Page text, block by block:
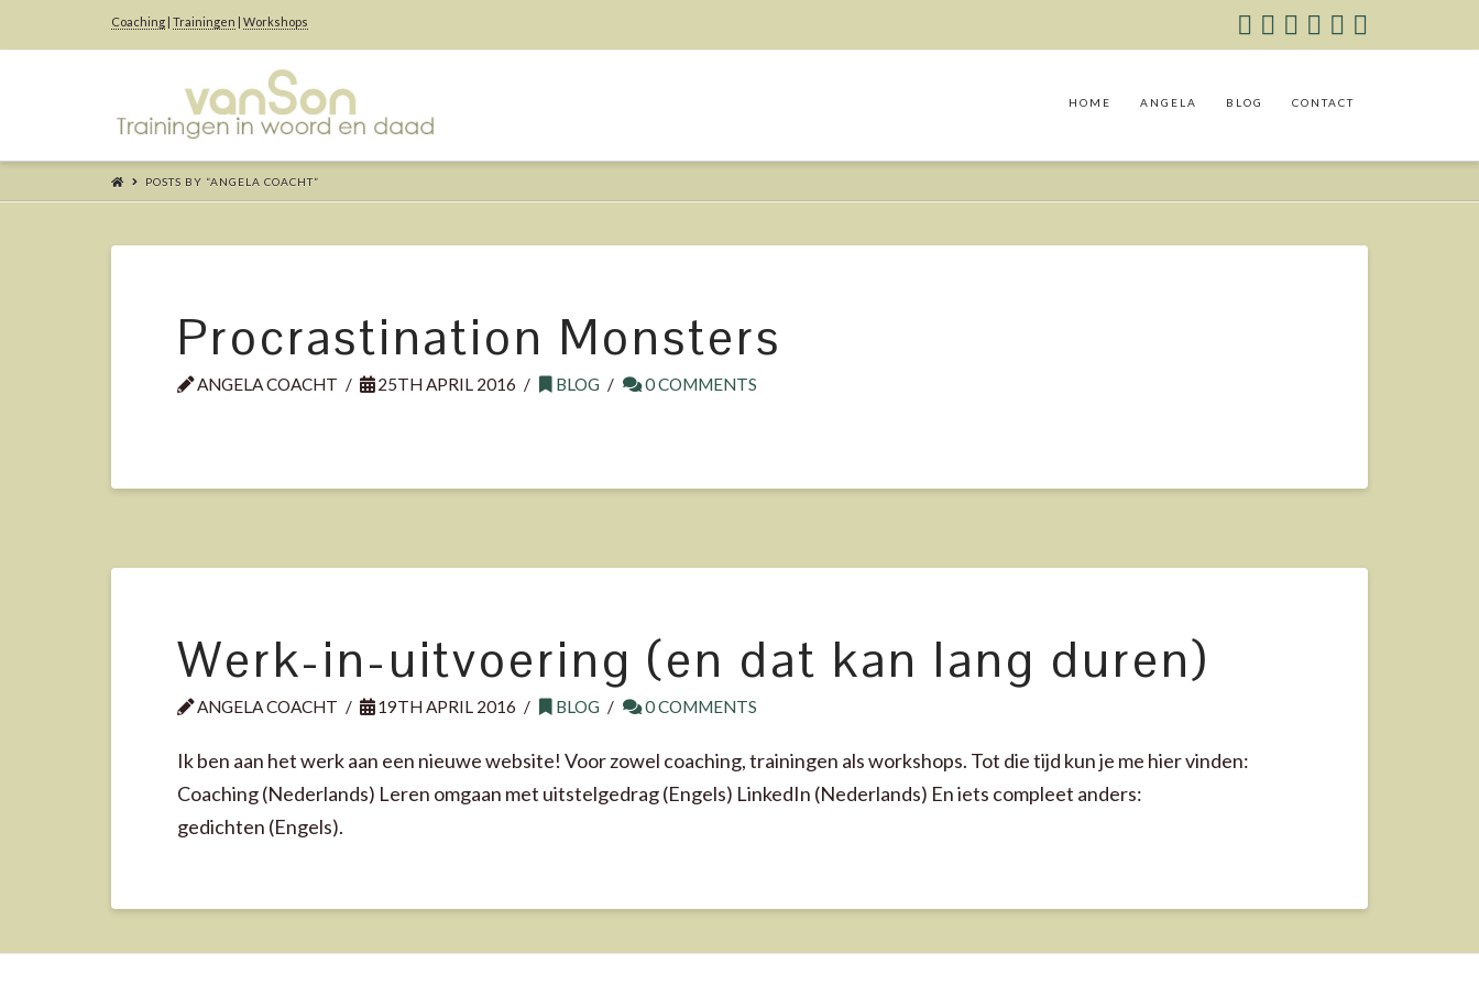
Coaching| Trainingen | Workshops
Angela
van
Son
Workshops
HOME ANGELA BLOG CONTACT
POSTS BY “ANGELA COACHT”
Procrastination Monsters
ANGELA COACHT 25TH APRIL 2016 BLOG 0 COMMENTS
Werk-in-uitvoering (en dat kan lang duren)
ANGELA COACHT 19TH APRIL 2016 BLOG 0 COMMENTS
Ik ben aan het werk aan een nieuwe website! Voor zowel coaching, trainingen als workshops. Tot die tijd kun je me hier vinden:
Coaching (Nederlands) Leren omgaan met uitstelgedrag (Engels) LinkedIn (Nederlands) En iets compleet anders:
gedichten (Engels).